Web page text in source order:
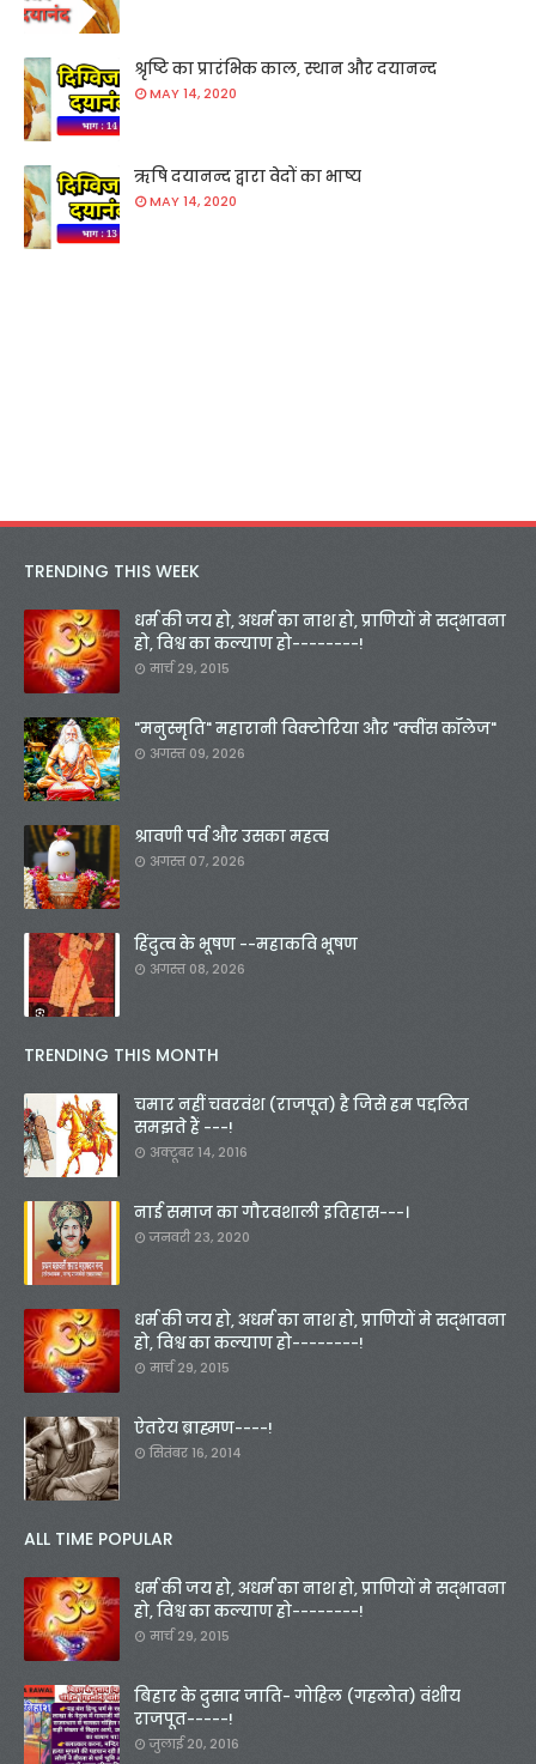
श्रृष्टि का प्रारंभिक काल, स्थान और दयानन्द
MAY 14, 2020
ऋषि दयानन्द द्वारा वेदों का भाष्य
MAY 14, 2020
TRENDING THIS WEEK
धर्म की जय हो, अधर्म का नाश हो, प्राणियों मे सद्भावना
हो, विश्व का कल्याण हो--------!
मार्च 29, 2015
"मनुस्मृति" महारानी विक्टोरिया और "क्वींस कॉलेज"
अगस्त 09, 2026
श्रावणी पर्व और उसका महत्व
अगस्त 07, 2026
हिंदुत्व के भूषण --महाकवि भूषण
अगस्त 08, 2026
TRENDING THIS MONTH
चमार नहीं चवरवंश (राजपूत) है जिसे हम पद्दलित
समझते हैं ---!
अक्टूबर 14, 2016
नाई समाज का गौरवशाली इतिहास---।
जनवरी 23, 2020
धर्म की जय हो, अधर्म का नाश हो, प्राणियों मे सद्भावना
हो, विश्व का कल्याण हो--------!
मार्च 29, 2015
ऐतरेय ब्राह्मण----!
सितंबर 16, 2014
ALL TIME POPULAR
धर्म की जय हो, अधर्म का नाश हो, प्राणियों मे सद्भावना
हो, विश्व का कल्याण हो--------!
मार्च 29, 2015
बिहार के दुसाद जाति- गोहिल (गहलोत) वंशीय
राजपूत-----!
जुलाई 20, 2016